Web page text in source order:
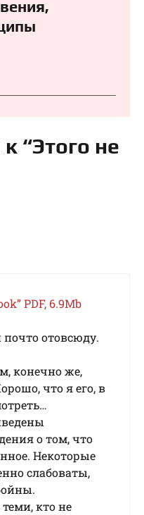
“Этого не
PDF, 6.9Mb
отовсюду.
конечно же,
что я его, в
о том, что
Некоторые
слабоваты,
кто не